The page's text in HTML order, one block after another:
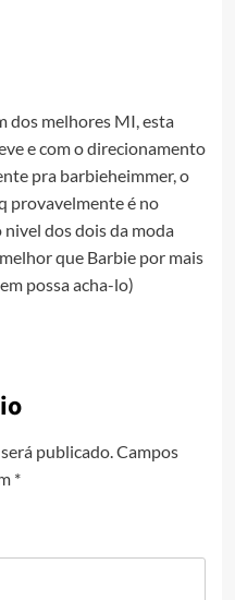
dos melhores MI, esta
e com o direcionamento
pra barbieheimmer, o
provavelmente é no
dos dois da moda
que Barbie por mais
possa acha-lo)
publicado. Campos
*